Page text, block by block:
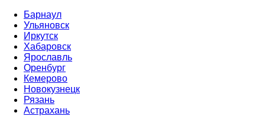
Барнаул
Ульяновск
Иркутск
Хабаровск
Ярославль
Оренбург
Кемерово
Новокузнецк
Рязань
Астрахань